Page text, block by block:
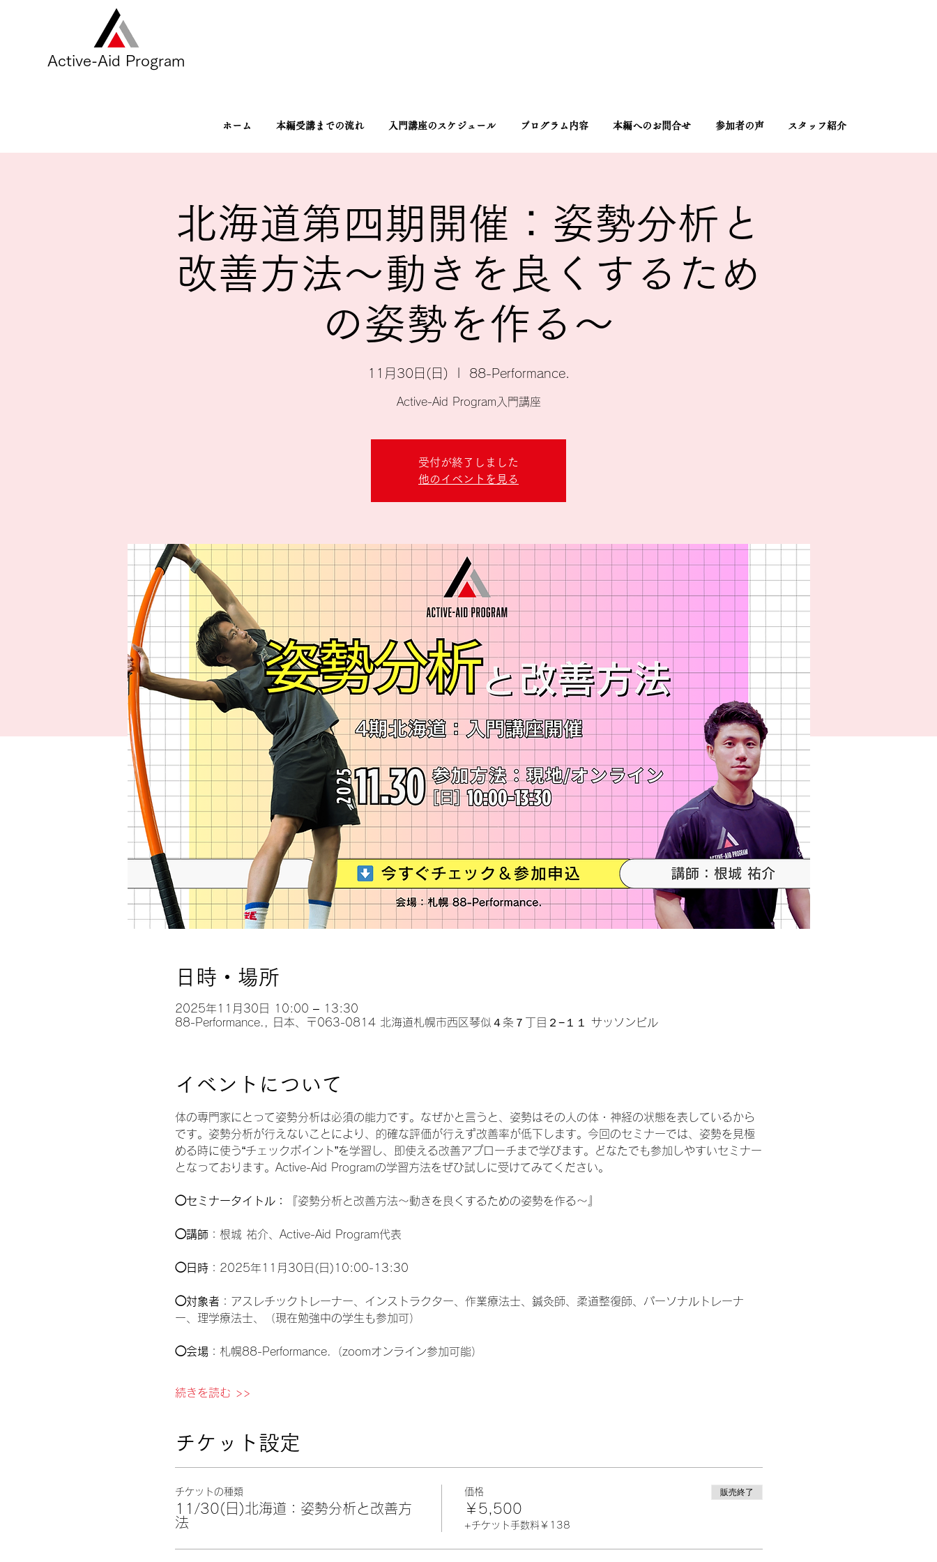
Active-Aid Program
ホーム 本編受講までの流れ 入門講座のスケジュール プログラム内容 本編へのお問合せ 参加者の声 スタッフ紹介
北海道第四期開催：姿勢分析と
改善方法〜動きを良くするため
の姿勢を作る〜
11月30日(日) 88-Performance.
Active-Aid Program入門講座
受付が終了しました
他のイベントを見る
日時・場所
2025年11月30日 10:00 – 13:30
88-Performance., 日本、〒063-0814 北海道札幌市西区琴似４条７丁目２−１１ サッソンビル
イベントについて
体の専門家にとって姿勢分析は必須の能力です。なぜかと言うと、姿勢はその人の体・神経の状態を表しているから
です。姿勢分析が行えないことにより、的確な評価が行えず改善率が低下します。今回のセミナーでは、姿勢を見極
める時に使う“チェックポイント”を学習し、即使える改善アプローチまで学びます。どなたでも参加しやすいセミナー
となっております。Active-Aid Programの学習方法をぜひ試しに受けてみてください。
◯セミナータイトル： 『姿勢分析と改善方法〜動きを良くするための姿勢を作る〜』
◯講師：根城 祐介、Active-Aid Program代表
◯日時：2025年11月30日(日)10:00-13:30
◯対象者 ：アスレチックトレーナー、インストラクター、作業療法士、鍼灸師、柔道整復師、パーソナルトレーナ
ー、理学療法士、（現在勉強中の学生も参加可）
◯会場：札幌88-Performance.（zoomオンライン参加可能）
続きを読む >>
チケット設定
チケットの種類
11/30(日)北海道：姿勢分析と改善方
法
価格
￥5,500
+チケット手数料￥138
販売終了